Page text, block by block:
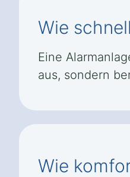
Wie
Eine
aus, sondern
Wie